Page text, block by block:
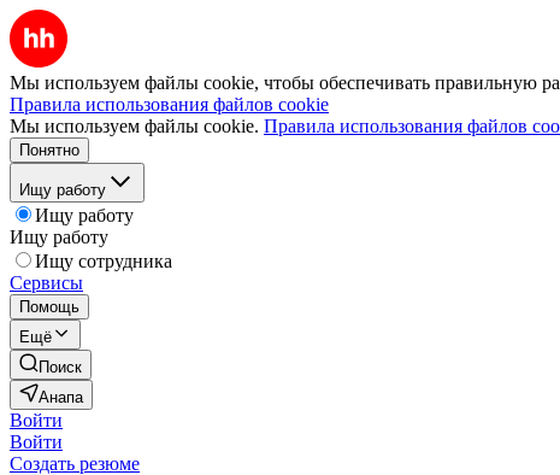
Мы используем файлы cookie, чтобы обеспечивать правильную
Правила использования файлов cookie
Мы используем файлы cookie. Правила использования файлов
Понятно
Ищу работу
Ищу работу
Ищу работу
Ищу сотрудника
Сервисы
Помощь
Ещё
Поиск
Анапа
Войти
Войти
Создать резюме